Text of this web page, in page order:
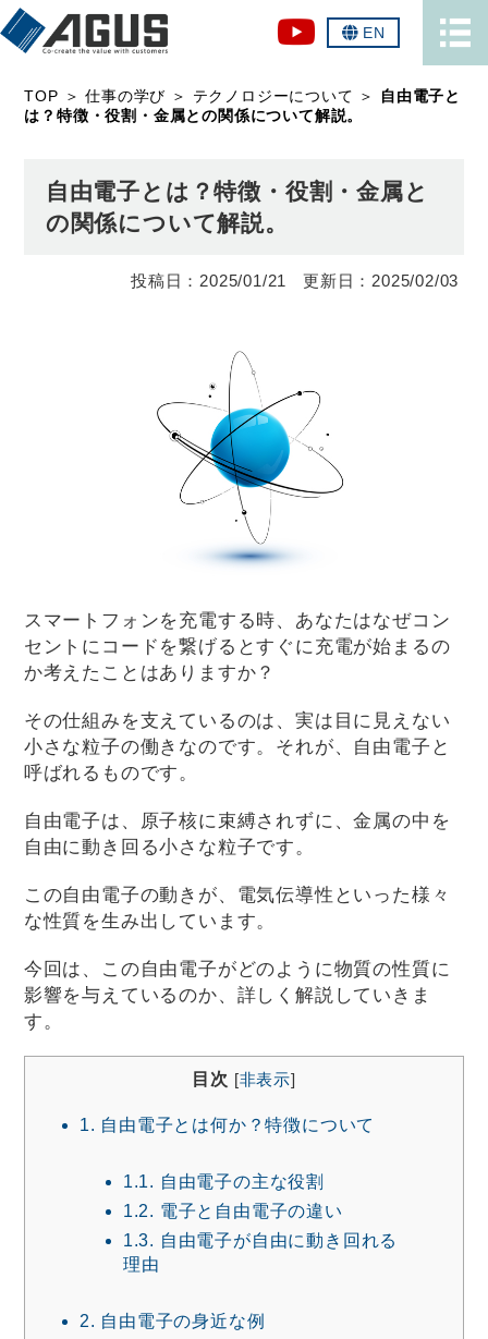
EN
TOP ＞仕事の学び ＞ テクノロジーについて ＞
自由電子と
は？特徴・役割・金属との関係について解説。
自由電子とは？特徴・役割・金属と
の関係について解説。
2025/01/21 2025/02/03
スマートフォンを充電する時、あなたはなぜコン
セントにコードを繋げるとすぐに充電が始まるの
か考えたことはありますか？
その仕組みを支えているのは、実は目に見えない
小さな粒子の働きなのです。それが、自由電子と
呼ばれるものです。
自由電子は、原子核に束縛されずに、金属の中を
自由に動き回る小さな粒子です。
この自由電子の動きが、電気伝導性といった様々
な性質を生み出しています。
今回は、この自由電子がどのように物質の性質に
影響を与えているのか、詳しく解説していきま
す。
目次 [非表示]
1. 自由電子とは何か？特徴について
1.1. 自由電子の主な役割
1.2. 電子と自由電子の違い
1.3. 自由電子が自由に動き回れる
理由
2. 自由電子の身近な例